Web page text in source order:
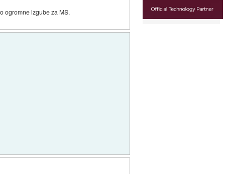
ogromne izgube za MS.